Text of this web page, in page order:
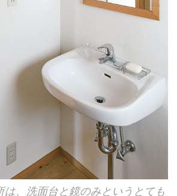
は、洗面台と鏡のみというとても